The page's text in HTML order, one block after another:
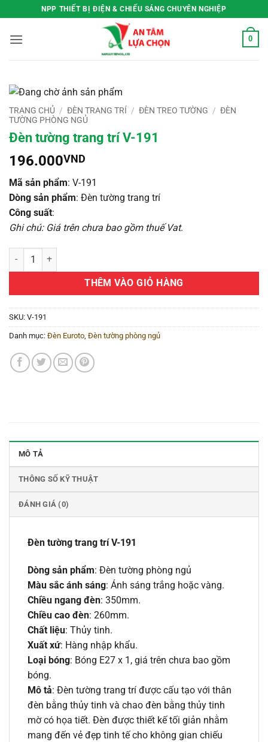
qua
nội
NPP THIẾT BỊ ĐIỆN & CHIẾU SÁNG CHUYÊN NGHIỆP
0
TRANG CHỦ / ĐÈN TRANG TRÍ / ĐÈN TREO TƯỜNG / ĐÈN
TƯỜNG PHÒNG NGỦ
Đèn tường trang trí V-191
196.000VND
Mã sản phẩm: V-191
Dòng sản phẩm: Đèn tường trang trí
Công suất:
Ghi chú: Giá trên chưa bao gồm thuế Vat.
Đèn tường trang trí V-191 số lượng
THÊM VÀO GIỎ HÀNG
SKU: V-191
Danh mục: Đèn Euroto Đèn tường phòng ngủ
MÔ TẢ
THÔNG SỐ KỸ THUẬT
ĐÁNH GIÁ (0)
Đèn tường trang trí V-191
Dòng sản phẩm: Đèn tường phòng ngủ
Màu sắc ánh sáng: Ánh sáng trắng hoặc vàng.
Chiều ngang đèn: 350mm.
Chiều cao đèn: 260mm.
Chất liệu: Thủy tinh.
Xuất xứ: Hàng nhập khẩu.
Loại bóng: Bóng E27 x 1, giá trên chưa bao gồm
bóng.
Mô tả: Đèn tường trang trí được cấu tạo với thân
đèn bằng thủy tinh và chao đèn bằng thủy tinh
mờ có họa tiết. Đèn được thiết kế tối giản nhằm
mang đến vẻ đẹp tinh tế cho không gian chiếu